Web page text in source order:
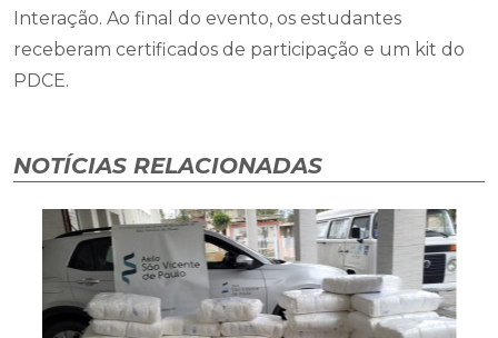
Interação. Ao final do evento, os estudantes
receberam certificados de participação e um kit do
PDCE.
NOTÍCIAS RELACIONADAS